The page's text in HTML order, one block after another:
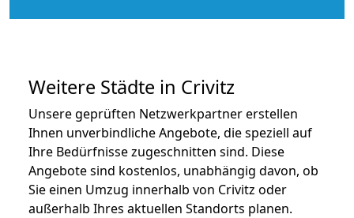
Weitere Städte in Crivitz
Unsere geprüften Netzwerkpartner erstellen
Ihnen unverbindliche Angebote, die speziell auf
Ihre Bedürfnisse zugeschnitten sind. Diese
Angebote sind kostenlos, unabhängig davon, ob
Sie einen Umzug innerhalb von Crivitz oder
außerhalb Ihres aktuellen Standorts planen.